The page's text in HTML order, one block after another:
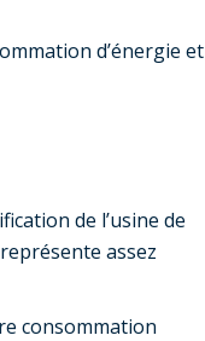
d’énergie et
de l’usine de
assez
consommation